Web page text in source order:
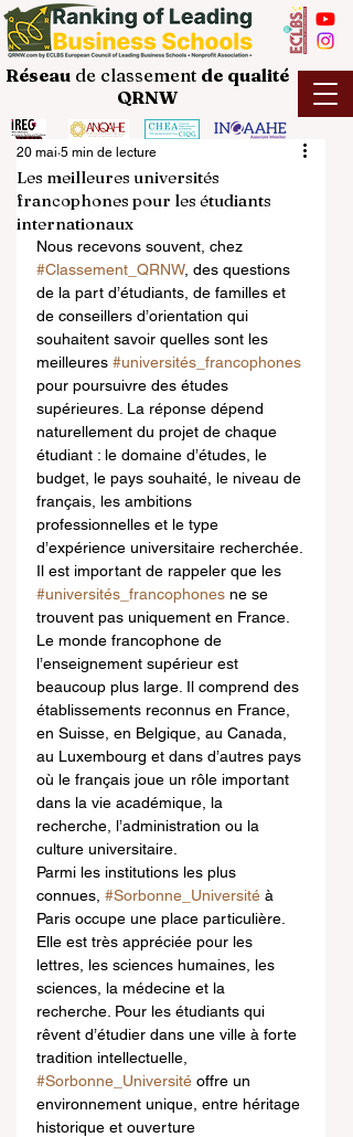
Réseau de classement de qualité
QRNW
Les meilleures universités
francophones pour les étudiants
internationaux
20 mai 5 min de lecture
Nous recevons souvent, chez
#Classement_QRNW, des questions
de la part d’étudiants, de familles et
de conseillers d’orientation qui
souhaitent savoir quelles sont les
meilleures #universités_francophones
pour poursuivre des études
supérieures. La réponse dépend
naturellement du projet de chaque
étudiant : le domaine d’études, le
budget, le pays souhaité, le niveau de
français, les ambitions
professionnelles et le type
d’expérience universitaire recherchée.
Il est important de rappeler que les
#universités_francophones ne se
trouvent pas uniquement en France.
Le monde francophone de
l’enseignement supérieur est
beaucoup plus large. Il comprend des
établissements reconnus en France,
en Suisse, en Belgique, au Canada,
au Luxembourg et dans d’autres pays
où le français joue un rôle important
dans la vie académique, la
recherche, l’administration ou la
culture universitaire.
Parmi les institutions les plus
connues, #Sorbonne_Université à
Paris occupe une place particulière.
Elle est très appréciée pour les
lettres, les sciences humaines, les
sciences, la médecine et la
recherche. Pour les étudiants qui
rêvent d’étudier dans une ville à forte
tradition intellectuelle,
#Sorbonne_Université offre un
environnement unique, entre héritage
historique et ouverture